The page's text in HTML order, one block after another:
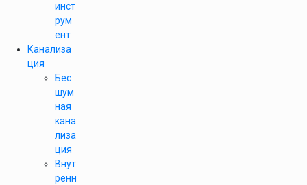
инст
рум
ент
Канализа
ция
Бес
шум
ная
кана
лиза
ция
Внут
ренн